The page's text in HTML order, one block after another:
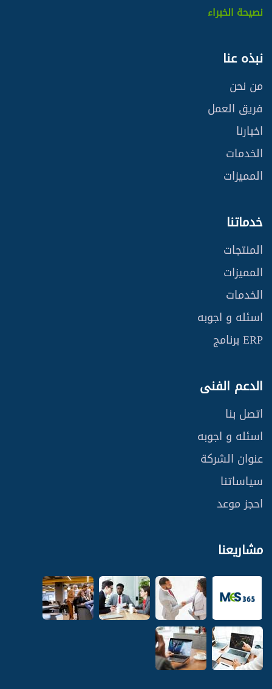
نصيحة الخبراء
نبذه عنا
من نحن
فريق العمل
اخبارنا
الخدمات
المميزات
خدماتنا
المنتجات
المميزات
الخدمات
اسئله و اجوبه
ERP برنامج
الدعم الفنى
اتصل بنا
اسئله و اجوبه
عنوان الشركة
سياساتنا
احجز موعد
مشاريعنا